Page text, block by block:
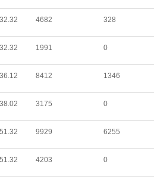
32.32 4682 328
32.32 1991 0
36.12 8412 1346
38.02 3175 0
51.32 9929 6255
51.32 4203 0